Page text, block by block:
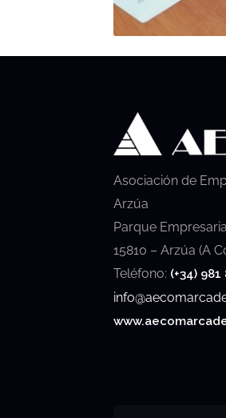
Asociación de
Arzúa
Parque
15810 – Arzúa (A
Teléfono: (+34)